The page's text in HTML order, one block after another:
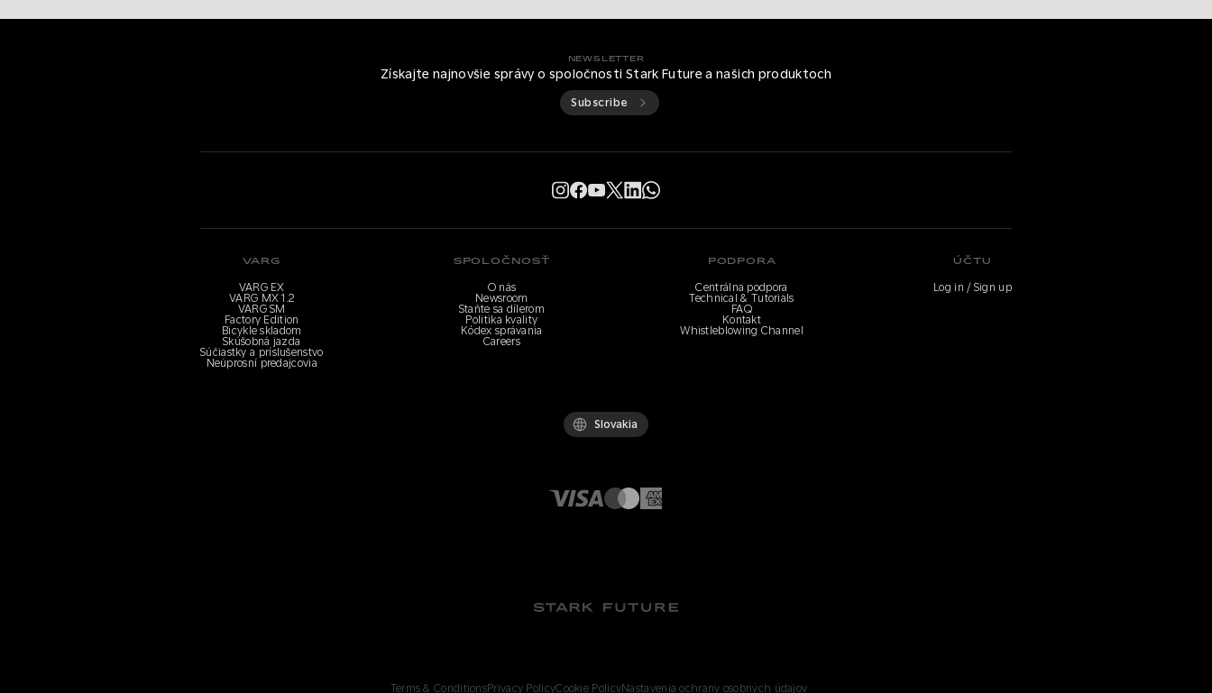
NEWSLETTER
Získajte najnovšie správy o spoločnosti Stark Future a našich produktoch
Subscribe
VARG
VARG EX
VARG MX 1.2
VARG SM
Factory Edition
Bicykle skladom
Skúšobná jazda
Súčiastky a príslušenstvo
Neúprosní predajcovia
SPOLOČNOSŤ
O nás
Newsroom
Staňte sa dílerom
Politika kvality
Kódex správania
Careers
PODPORA
Centrálna podpora
Technical & Tutorials
FAQ
Kontakt
Whistleblowing Channel
ÚČTU
Log in / Sign up
Slovakia
Terms & ConditionsPrivacy PolicyCookie PolicyNastavenia ochrany osobných údajov